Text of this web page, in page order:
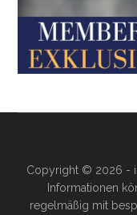
Copyright © 2026 -
Informationen
regelmäßig mit